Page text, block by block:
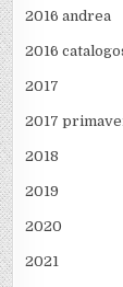
2016 andrea
2016
2017
2017
2018
2019
2020
2021